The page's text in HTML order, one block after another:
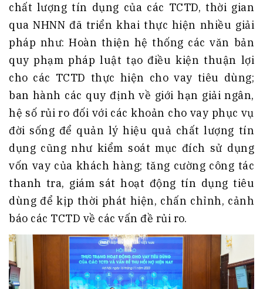
chất lượng tín dụng của các TCTD, thời gian
qua NHNN đã triển khai thực hiện nhiều giải
pháp như: Hoàn thiện hệ thống các văn bản
quy phạm pháp luật tạo điều kiện thuận lợi
cho các TCTD thực hiện cho vay tiêu dùng;
ban hành các quy định về giới hạn giải ngân,
hệ số rủi ro đối với các khoản cho vay phục vụ
đời sống để quản lý hiệu quả chất lượng tín
dụng cũng như kiểm soát mục đích sử dụng
vốn vay của khách hàng; tăng cường công tác
thanh tra, giám sát hoạt động tín dụng tiêu
dùng để kịp thời phát hiện, chấn chỉnh, cảnh
báo các TCTD về các vấn đề rủi ro.